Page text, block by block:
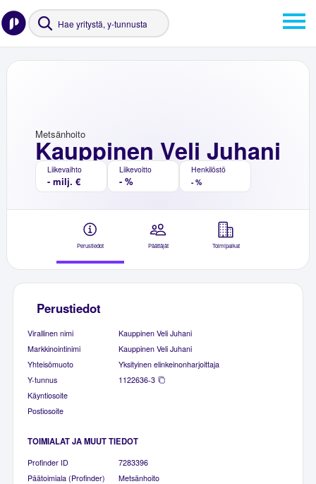
Kauppinen Veli Juhani
Metsänhoito
Liikevaihto
- milj. €
Liikevoitto
- %
Henkilöstö
- %
Perustiedot Päättäjät Toimipaikat
Perustiedot
Virallinen nimi
Kauppinen Veli Juhani
Markkinointinimi
Kauppinen Veli Juhani
Yhteisömuoto
Yksityinen elinkeinonharjoittaja
Y-tunnus
1122636-3
Käyntiosoite
Postiosoite
TOIMIALAT JA MUUT TIEDOT
Profinder ID
7283396
Päätoimiala (Profinder)
Metsänhoito